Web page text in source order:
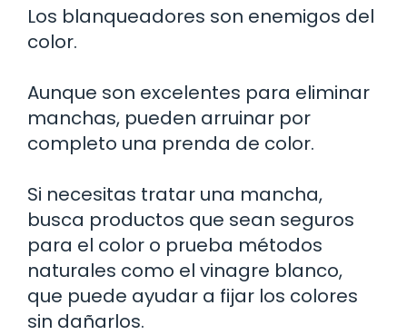
Los blanqueadores son enemigos del
color.
Aunque son excelentes para eliminar
manchas, pueden arruinar por
completo una prenda de color.
Si necesitas tratar una mancha,
busca productos que sean seguros
para el color o prueba métodos
naturales como el vinagre blanco,
que puede ayudar a fijar los colores
sin dañarlos.